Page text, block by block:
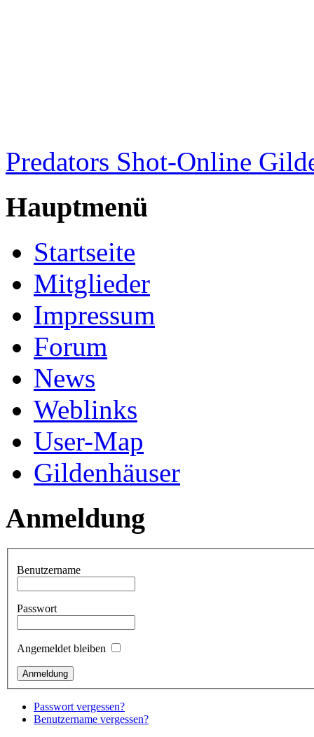
Predators Shot-Online
Hauptmenü
Startseite
Mitglieder
Impressum
Forum
News
Weblinks
User-Map
Gildenhäuser
Anmeldung
Benutzername
Passwort
Angemeldet bleiben
Passwort vergessen?
Benutzername vergessen?